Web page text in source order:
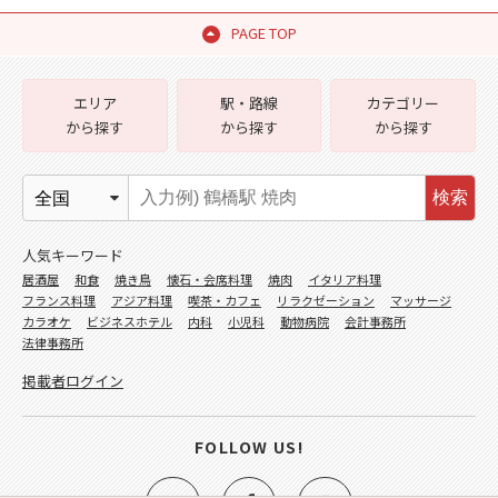
PAGE TOP
エリア
から探す
駅・路線
から探す
カテゴリー
から探す
検索
人気キーワード
居酒屋 和食 焼き鳥 懐石・会席料理 焼肉
イタリア料理
フランス料理
アジア料理 喫茶・カフェ リラクゼーション
マッサージ
カラオケ
ビジネスホテル 内科 小児科 動物病院
会計事務所
法律事務所
掲載者ログイン
FOLLOW US!